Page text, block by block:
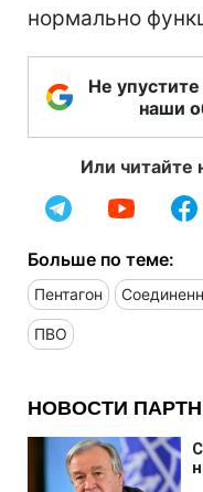
нормально
Не
наши
Или читайте
Больше по теме:
Пентагон
ПВО